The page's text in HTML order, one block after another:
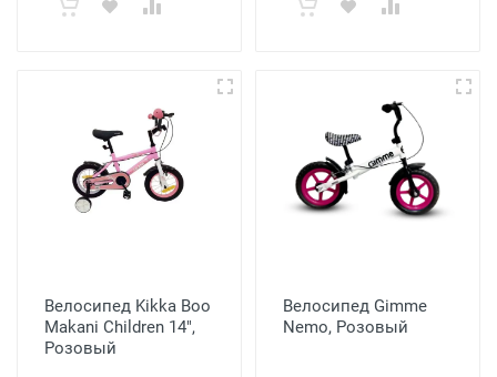
Велосипед Kikka Boo
Makani Children 14",
Розовый
Велосипед Gimme
Nemo, Розовый